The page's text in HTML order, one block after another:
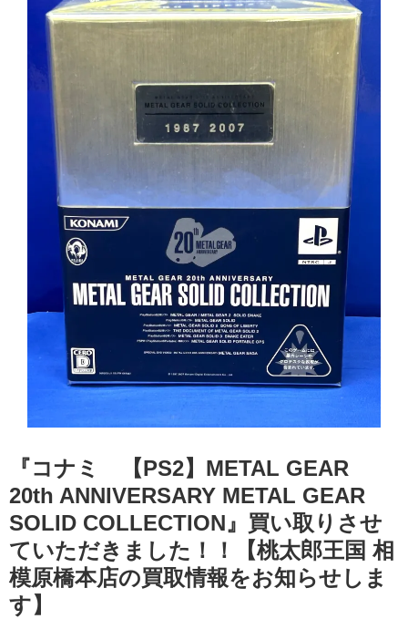
『コナミ 【PS2】METAL ​GEAR ​
20th ​ANNIVERSARY ​METAL ​GEAR ​
SOLID ​COLLECTION』買い取りさせ
ていただきました！！【桃太郎王国 相
模原橋本店の買取情報をお知らせしま
す】